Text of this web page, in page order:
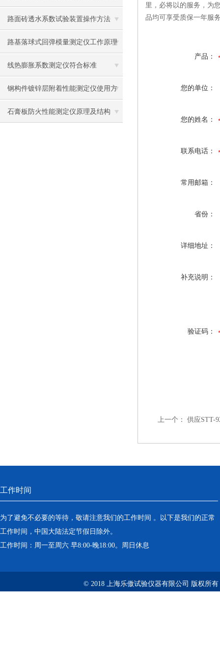
势
路面砖透水系数试验装置操作方法
路基落球式回弹模量测定仪工作原理
及使用方法
线热膨胀系数测定仪符合标准
钢构件镀锌层附着性能测定仪使用方
法
石膏板防火性能测定仪原理及结构
里，必将以的服务，为
品均可享受质保一年服
产品：
您的单位：
您的姓名：
联系电话：
常用邮箱：
省份：
详细地址：
补充说明：
验证码：
上一个： 供应STT-
工作时间
为了避免不必要的等待，敬请注意我们的工作时间 。以下是我们的正常
工作时间，中国大陆法定节假日除外。
工作时间：周一至周六 早8:00-晚18:00。周日休息
© 2018 上海乐傲试验仪器有限公司 版权所